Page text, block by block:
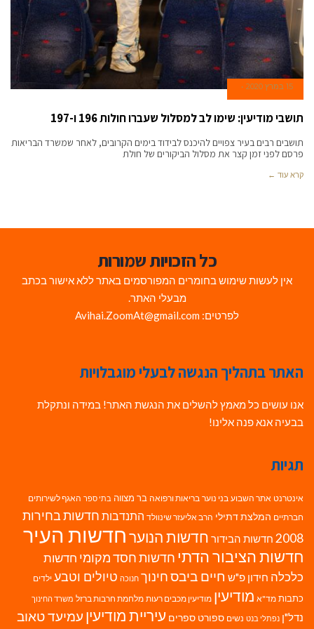
15 במרץ 2020
תושבי מודיעין: שימו לב למסלול שעברו חולות 196 ו-197
תושבים רבים בעיר צפויים להיכנס לבידוד בימים הקרובים, לאחר שמשרד הבריאות
פרסם לפני זמן קצר את מסלול הביקורים של חולת
קרא עוד ←
כל הזכויות שמורות
אין לעשות שימוש בחומרים המפורסמים באתר ללא אישור בכתב
מבעלי האתר.
לפרטים: Avihai.ZoomAt@gmail.com
האתר בתהליך הנגשה לבעלי מוגבלויות
אנו עושים כל מאמץ להשלים את הנגשת האתר! במידה ונתקלת
בבעיה אנא פנה אלינו!
תגיות
אינטרנט אתר השבוע בני נוער בריאות ורפואה בר מצווה בתי ספר האגף לשירותים
חברתיים המלצת דתילי הרב אליעזר שינוולד התנדבות חדשות בחירות
2008 חדשות הבידור חדשות הנוערחדשות העיר
חדשות הציבור הדתי חדשות חסד מקומי חדשות
כלכלה חידון פ"ש חיים ביבסחינוך חנוכה טיולים וטבע ילדים
כתבות מד"א מודיעין מודיעין מכבים רעות מלחמת חרבות ברזל משרד החינוך
נדל"ן נפתלי בנט נשים ספורט ספרים עיריית מודיעין עמיעד טאוב